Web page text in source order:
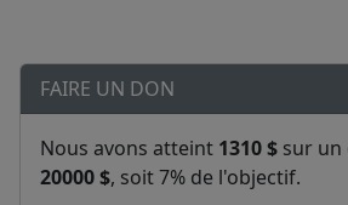
FAIRE UN DON
Nous avons atteint 1310 $ sur un
20000 $, soit 7% de l'objectif.